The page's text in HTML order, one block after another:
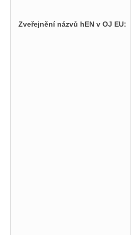
Zveřejnění názvů hEN v OJ EU: